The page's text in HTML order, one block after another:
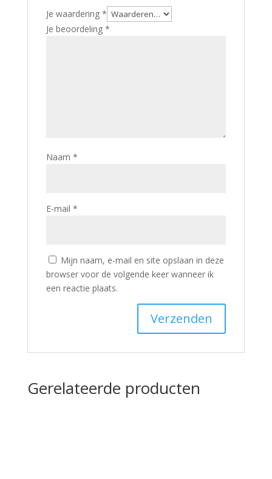
Je waardering *
Je beoordeling *
Naam *
E-mail *
Mijn naam, e-mail en site opslaan in deze
browser voor de volgende keer wanneer ik
een reactie plaats.
Gerelateerde producten